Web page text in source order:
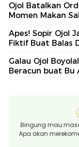
Ojol Batalkan
Momen Makan
Apes! Sopir Ojol
Fiktif Buat Balas
Galau Ojol
Beracun buat Bu
Bingung mau
Apa akan